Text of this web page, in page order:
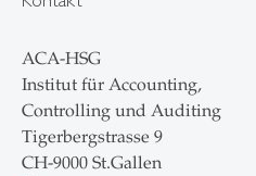
ACA-HSG
Institut für Accounting,
Controlling und Auditing
Tigerbergstrasse 9
CH-9000 St.Gallen